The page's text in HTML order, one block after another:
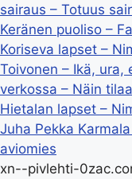
sairaus – Totuus
Keränen puoliso –
Koriseva lapset –
Toivonen – Ikä, ura,
verkossa – Näin
Hietalan lapset –
Juha Pekka
aviomies
xn--pivlehti-